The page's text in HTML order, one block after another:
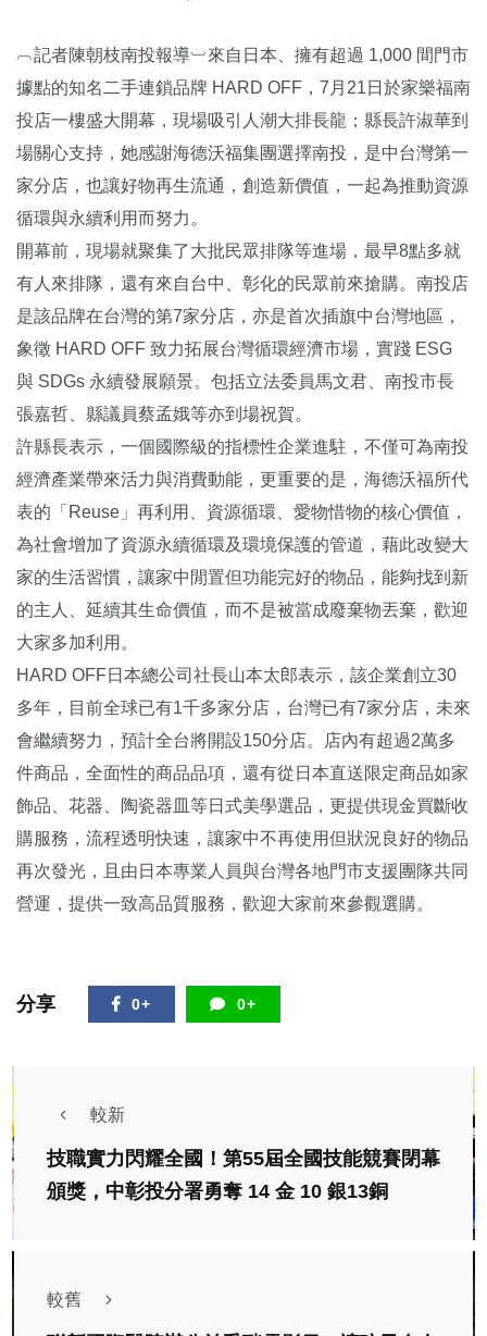
︹記者陳朝枝南投報導︺來自日本、擁有超過 1,000 間門市
據點的知名二手連鎖品牌 HARD OFF，7月21日於家樂福南
投店一樓盛大開幕，現場吸引人潮大排長龍；縣長許淑華到
場關心支持，她感謝海德沃福集團選擇南投，是中台灣第一
家分店，也讓好物再生流通，創造新價值，一起為推動資源
循環與永續利用而努力。
開幕前，現場就聚集了大批民眾排隊等進場，最早8點多就
有人來排隊，還有來自台中、彰化的民眾前來搶購。南投店
是該品牌在台灣的第7家分店，亦是首次插旗中台灣地區，
象徵 HARD OFF 致力拓展台灣循環經濟市場，實踐 ESG
與 SDGs 永續發展願景。包括立法委員馬文君、南投市長
張嘉哲、縣議員蔡孟娥等亦到場祝賀。
許縣長表示，一個國際級的指標性企業進駐，不僅可為南投
經濟產業帶來活力與消費動能，更重要的是，海德沃福所代
表的「Reuse」再利用、資源循環、愛物惜物的核心價值，
為社會增加了資源永續循環及環境保護的管道，藉此改變大
家的生活習慣，讓家中閒置但功能完好的物品，能夠找到新
的主人、延續其生命價值，而不是被當成廢棄物丟棄，歡迎
大家多加利用。
HARD OFF日本總公司社長山本太郎表示，該企業創立30
多年，目前全球已有1千多家分店，台灣已有7家分店，未來
會繼續努力，預計全台將開設150分店。店內有超過2萬多
件商品，全面性的商品品項，還有從日本直送限定商品如家
飾品、花器、陶瓷器皿等日式美學選品，更提供現金買斷收
購服務，流程透明快速，讓家中不再使用但狀況良好的物品
再次發光，且由日本專業人員與台灣各地門市支援團隊共同
營運，提供一致高品質服務，歡迎大家前來參觀選購。
分享 0+ 0+
較新
技職實力閃耀全國！第55屆全國技能競賽閉幕
頒獎，中彰投分署勇奪 14 金 10 銀13銅
較舊